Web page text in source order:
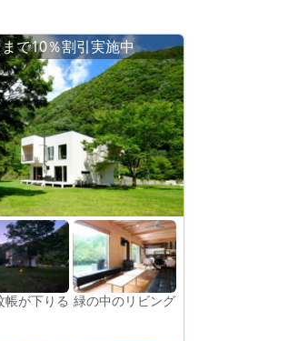
で10％割引実施中
帳が下りる 緑の中のリビング